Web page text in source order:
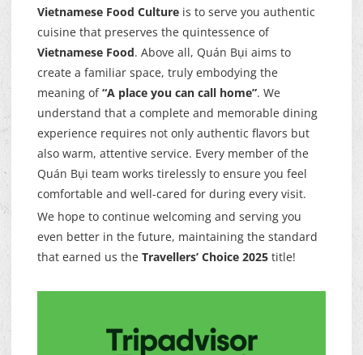
Vietnamese Food Culture is to serve you authentic
cuisine that preserves the quintessence of
Vietnamese Food. Above all, Quán Bụi aims to
create a familiar space, truly embodying the
meaning of“A place you can call home”. We
understand that a complete and memorable dining
experience requires not only authentic flavors but
also warm, attentive service. Every member of the
Quán Bụi team works tirelessly to ensure you feel
comfortable and well-cared for during every visit.
We hope to continue welcoming and serving you
even better in the future, maintaining the standard
that earned us the Travellers’ Choice 2025 title!